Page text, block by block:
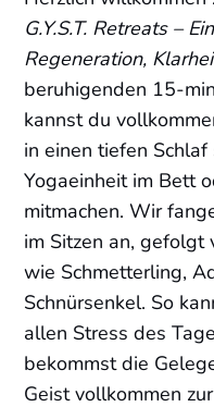
G.Y.S.T. Retreats –
Regeneration,
beruhigenden 15-
kannst du
in einen tiefen
Yogaeinheit im Bett
mitmachen. Wir
im Sitzen an,
wie Schmetterling,
Schnürsenkel. So
allen Stress des
bekommst die
Geist vollkommen